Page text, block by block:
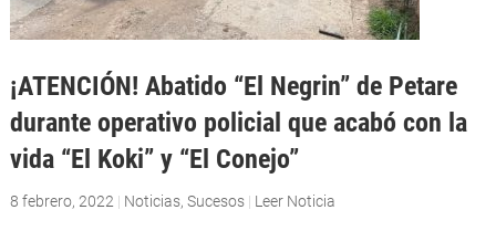
¡ATENCIÓN! Abatido “El Negrin” de Petare
durante operativo policial que acabó con la
vida “El Koki” y “El Conejo”
8 febrero, 2022| Noticias, Sucesos | Leer Noticia